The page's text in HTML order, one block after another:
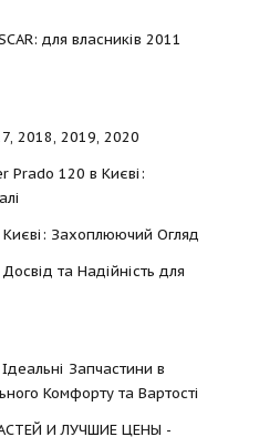
для власників 2011
2018, 2019, 2020
Prado 120 в Києві:
Захоплюючий Огляд
та Надійність для
Запчастини в
Комфорту та Вартості
И ЛУЧШИЕ ЦЕНЫ -